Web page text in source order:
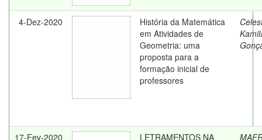
4-Dez-2020
História da Matemática
em Atividades de
Geometria: uma
proposta para a
formação inicial de
professores
17-Fev-2020 LETRAMENTOS NA